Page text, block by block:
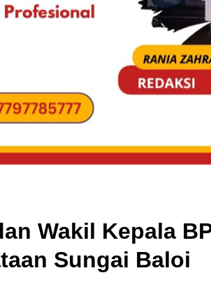
Wakil Kepala
Sungai Baloi